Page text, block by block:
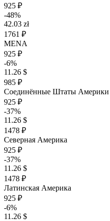
925 ₽
-48%
42.03 zł
1761 ₽
MENA
925 ₽
-6%
11.26 $
985 ₽
Соединённые Штаты Америки
925 ₽
-37%
11.26 $
1478 ₽
Северная Америка
925 ₽
-37%
11.26 $
1478 ₽
Латинская Америка
925 ₽
-6%
11.26 $